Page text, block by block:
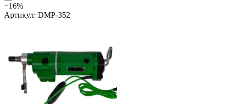
−16%
Артикул: DMP-352